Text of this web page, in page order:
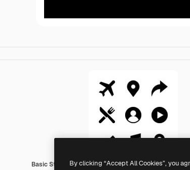
Basic Straight FilledBy clicking “Accept All Cookies”, you